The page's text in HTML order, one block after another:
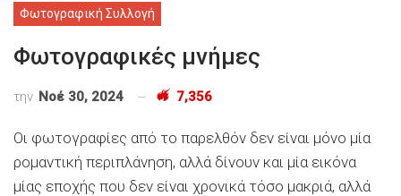
Φωτογραφική Συλλογή
Φωτογραφικές μνήμες
την Νοέ 30, 2024 7,356
Οι φωτογραφίες από το παρελθόν δεν είναι μόνο μία
ρομαντική περιπλάνηση, αλλά δίνουν και μία εικόνα
μίας εποχής που δεν είναι χρονικά τόσο μακριά, αλλά